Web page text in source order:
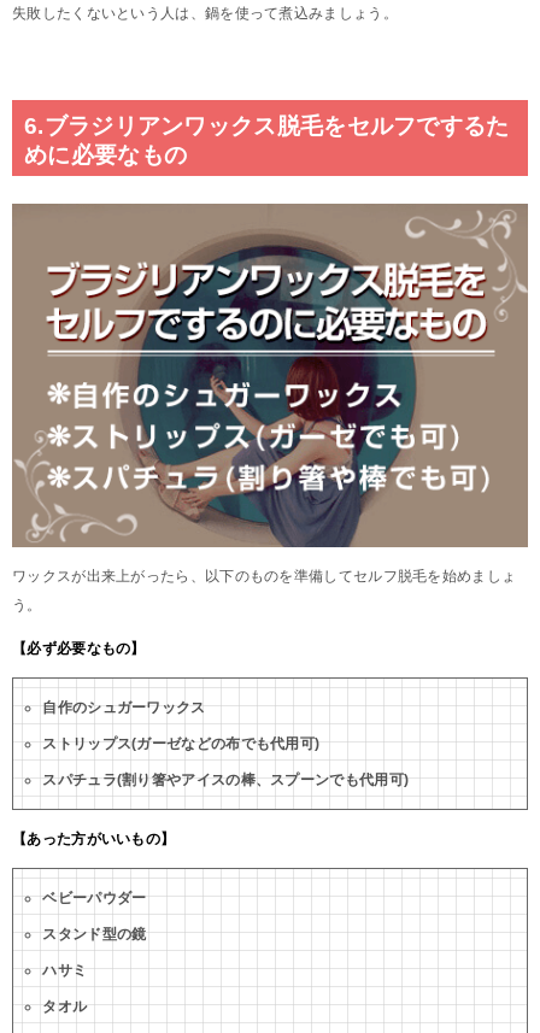
失敗したくないという人は、鍋を使って煮込みましょう。
6.ブラジリアンワックス脱毛をセルフでするた
めに必要なもの
ワックスが出来上がったら、以下のものを準備してセルフ脱毛を始めましょ
う。
【必ず必要なもの】
自作のシュガーワックス
ストリップス(ガーゼなどの布でも代用可)
スパチュラ(割り箸やアイスの棒、スプーンでも代用可)
【あった方がいいもの】
ベビーパウダー
スタンド型の鏡
ハサミ
タオル